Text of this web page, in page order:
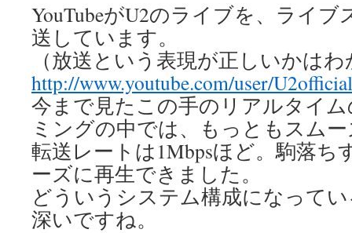
YouTubeがU2のライブを、ライ
送しています。
（放送という表現が正しいかは
http://www.youtube.com/user/U2official
今まで見たこの手のリアルタイ
ミングの中では、もっともスム
転送レートは1Mbpsほど。駒落ち
ーズに再生できました。
どういうシステム構成になって
深いですね。